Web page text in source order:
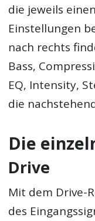
die jeweils
Einstellungen
nach rechts
Bass,
EQ, Intensity,
die
Die
Drive
Mit dem Drive-
des